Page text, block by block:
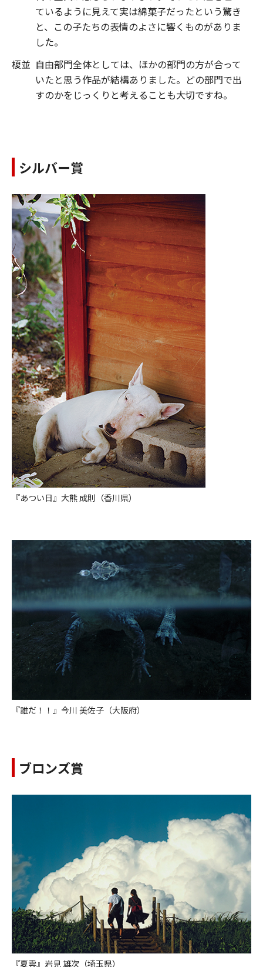
ているように見えて実は綿菓子だったという驚き
と、この子たちの表情のよさに響くものがありま
した。
榎並 自由部門全体としては、ほかの部門の方が合って
いたと思う作品が結構ありました。どの部門で出
すのかをじっくりと考えることも大切ですね。
シルバー賞
『あつい日』大熊 成則（香川県）
『誰だ！！』今川 美佐子（大阪府）
ブロンズ賞
『夏雲』岩見 雄次（埼玉県）